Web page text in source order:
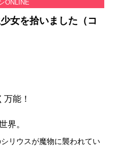
ONLINE
女を拾いました（コ
能！
界。
リウスが魔物に襲われてい